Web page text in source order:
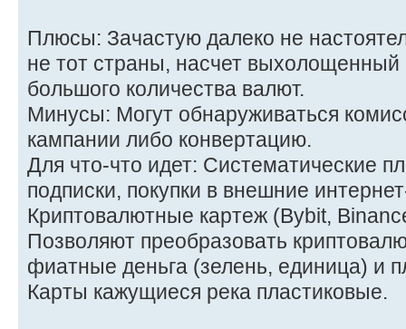
Плюсы: Зачастую далеко не
не тот страны, насчет выхолощенный
большого количества валют.
Минусы: Могут обнаруживаться
кампании либо конвертацию.
Для что-что идет: Систематические
подписки, покупки в внешние
Криптовалютные картеж (Bybit,
Позволяют преобразовать
фиатные деньга (зелень, единица) и
Карты кажущиеся река пластиковые.